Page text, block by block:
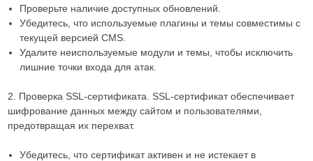
Проверьте наличие доступных обновлений.
Убедитесь, что используемые плагины и темы совместимы с
текущей версией CMS.
Удалите неиспользуемые модули и темы, чтобы исключить
лишние точки входа для атак.
2. Проверка SSL-сертификата. SSL-сертификат обеспечивает
шифрование данных между сайтом и пользователями,
предотвращая их перехват.
Убедитесь, что сертификат активен и не истекает в